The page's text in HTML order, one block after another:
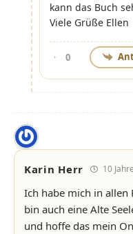
kann das Buch
Viele Grüße Ellen
0
Karin Herr 10
Ich habe mich in allen
bin auch eine Alte
und hoffe das mein